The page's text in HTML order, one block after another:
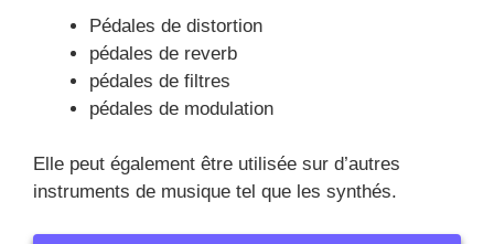
Pédales de distortion
pédales de reverb
pédales de filtres
pédales de modulation
Elle peut également être utilisée sur d’autres
instruments de musique tel que les synthés.